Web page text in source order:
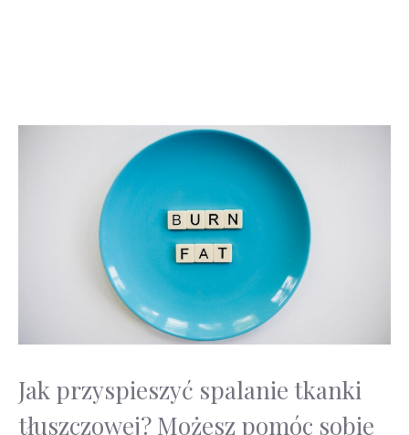
Jak przyspieszyć spalanie tkanki
tłuszczowej? Możesz pomóc sobie